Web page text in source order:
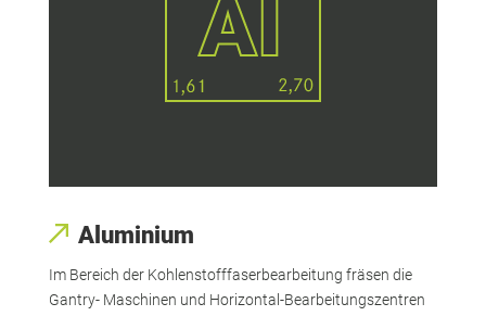
Aluminium
Im Bereich der Kohlenstofffaserbearbeitung fräsen die
Gantry- Maschinen und Horizontal-Bearbeitungszentren